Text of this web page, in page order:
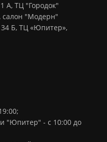
А, ТЦ "Городок"
салон "Модерн"
34 Б, ТЦ «Юпитер»,
"Юпитер" - с 10:00 до